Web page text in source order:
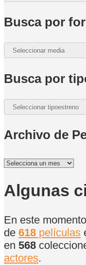
Busca por
Busca por
Archivo de
Archivo
Películas
Algunas
En este
de 618 películas
en 568
actores.